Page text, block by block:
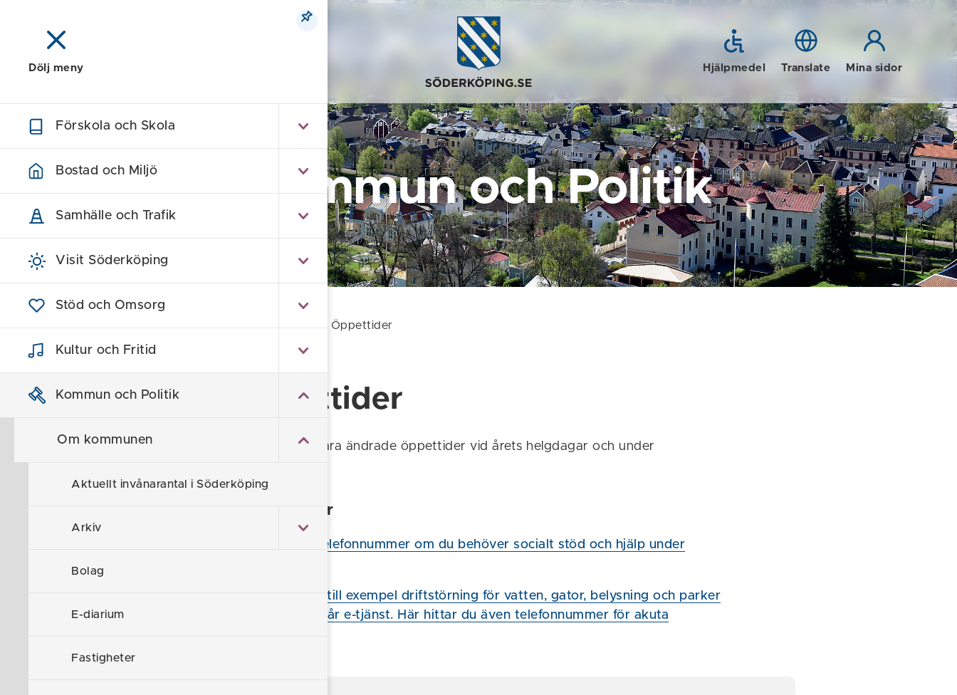
Meny Hjälpmedel Translate Mina sidor
Dölj meny
Förskola och Skola
Bostad och Miljö
Samhälle och Trafik
Visit Söderköping
Stöd och Omsorg
Kultur och Fritid
Kommun och Politik
Om kommunen
Aktuellt invånarantal i Söderköping
Arkiv
Bolag
E-diarium
Fastigheter
Kommun och Politik
Hem / Kommun och Politik / Om kommunen / Öppettider
Öppettider
Här hittar du våra ändrade öppettider vid årets helgdagar och under
Journummer
Här hittar du telefonnummer om du behöver socialt stöd och hjälp under
Felanmälan av till exempel driftstörning för vatten, gator, belysning och parker
kan göras via vår e-tjänst. Här hittar du även telefonnummer för akuta